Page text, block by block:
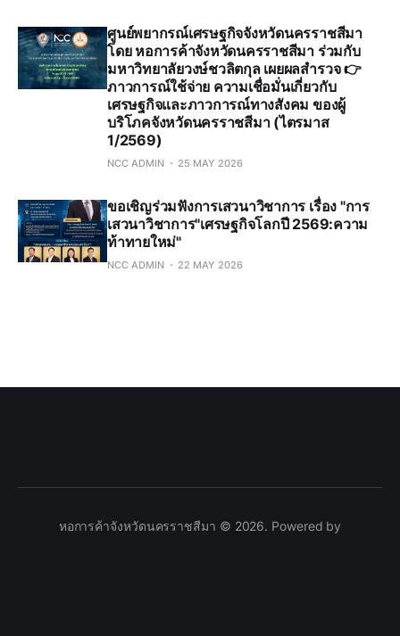
ศูนย์พยากรณ์เศรษฐกิจจังหวัดนครราชสีมา
โดย หอการค้าจังหวัดนครราชสีมา ร่วมกับ
มหาวิทยาลัยวงษ์ชวลิตกุล เผยผลสำรวจ 👉
ภาวการณ์ใช้จ่าย ความเชื่อมั่นเกี่ยวกับ
เศรษฐกิจและภาวการณ์ทางสังคม ของผู้
บริโภคจังหวัดนครราชสีมา (ไตรมาส
1/2569)
NCC ADMIN 25 MAY 2026
ขอเชิญร่วมฟังการเสวนาวิชาการ เรื่อง "การ
เสวนาวิชาการ"เศรษฐกิจโลกปี 2569:ความ
ท้าทายใหม่"
NCC ADMIN 22 MAY 2026
หอการค้าจังหวัดนครราชสีมา © 2026. Powered by